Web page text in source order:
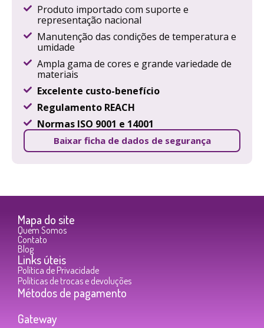
Produto importado com suporte e
representação nacional
Manutenção das condições de temperatura e
umidade
Ampla gama de cores e grande variedade de
materiais
Excelente custo-benefício
Regulamento REACH
Normas ISO 9001 e 14001
Baixar ficha de dados de segurança
Mapa do site
Quem Somos
Contato
Blog
Links úteis
Política de Privacidade
Políticas de trocas e devoluções
Métodos de pagamento
Gateway